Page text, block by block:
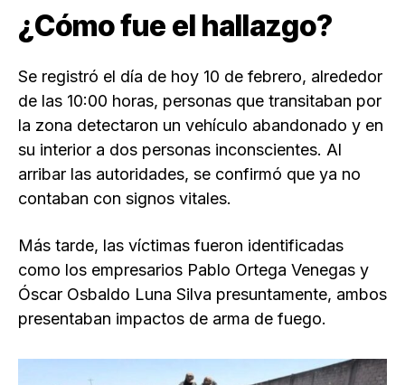
¿Cómo fue el hallazgo?
Se registró el día de hoy 10 de febrero, alrededor
de las 10:00 horas, personas que transitaban por
la zona detectaron un vehículo abandonado y en
su interior a dos personas inconscientes. Al
arribar las autoridades, se confirmó que ya no
contaban con signos vitales.
Más tarde, las víctimas fueron identificadas
como los empresarios Pablo Ortega Venegas y
Óscar Osbaldo Luna Silva presuntamente, ambos
presentaban impactos de arma de fuego.